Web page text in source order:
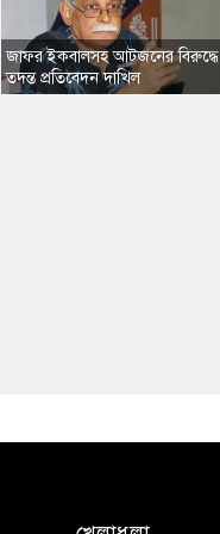
​জাফর ইকবালসহ আটজনের বিরুদ্ধে
তদন্ত প্রতিবেদন দাখিল